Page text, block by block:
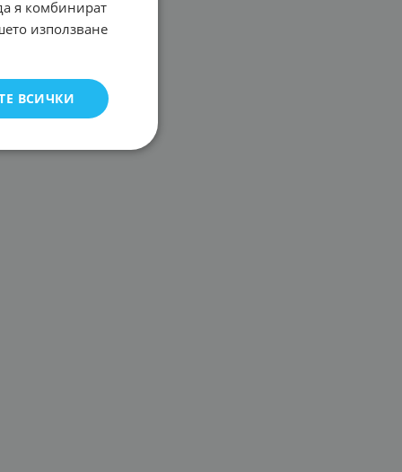
я комбинират
използване
ВСИЧКИ